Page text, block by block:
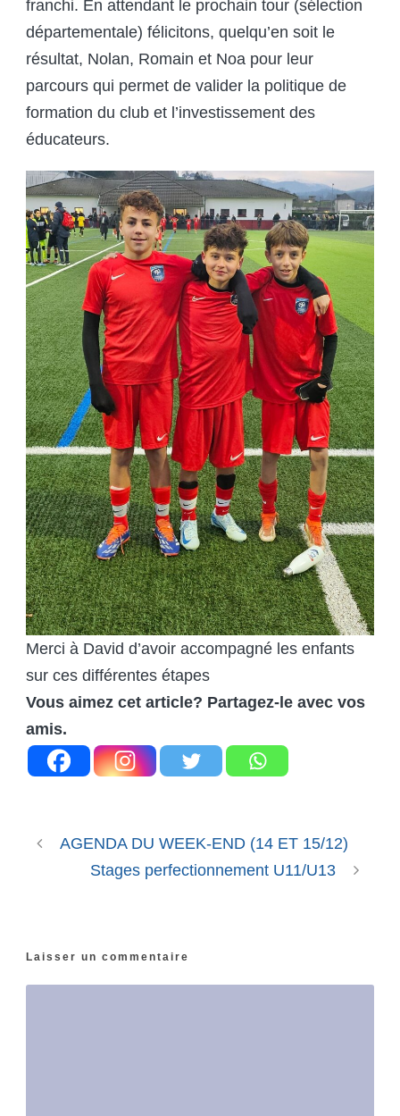
franchi. En attendant le prochain tour (sélection
départementale) félicitons, quelqu’en soit le
résultat, Nolan, Romain et Noa pour leur
parcours qui permet de valider la politique de
formation du club et l’investissement des
éducateurs.
Merci à David d’avoir accompagné les enfants
sur ces différentes étapes
Vous aimez cet article? Partagez-le avec vos
amis.
AGENDA DU WEEK-END (14 ET 15/12)
Stages perfectionnement U11/U13
Laisser un commentaire